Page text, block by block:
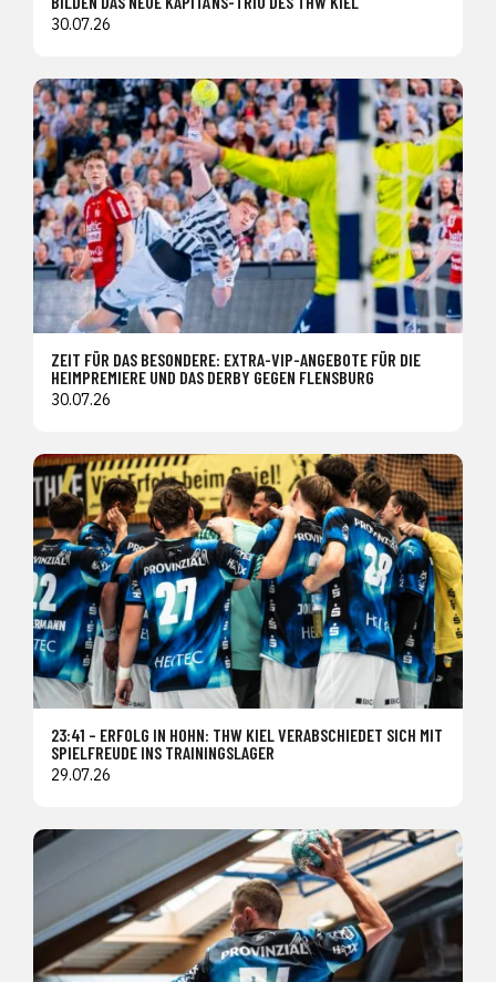
30.07.26
ZEIT FÜR DAS BESONDERE: EXTRA-VIP-ANGEBOTE FÜR DIE
HEIMPREMIERE UND DAS DERBY GEGEN FLENSBURG
30.07.26
23:41 – ERFOLG IN HOHN: THW KIEL VERABSCHIEDET SICH MIT
SPIELFREUDE INS TRAININGSLAGER
29.07.26